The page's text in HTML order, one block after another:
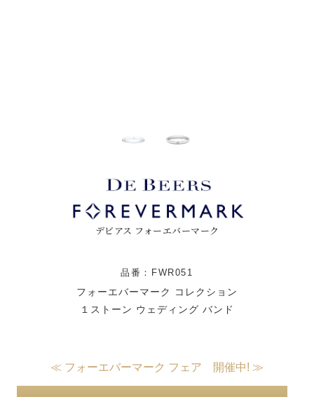
デビアス フォーエバーマーク
品番：FWR051
フォーエバーマーク コレクション
１ストーン ウェディング バンド
≪ フォーエバーマーク フェア 開催中! ≫